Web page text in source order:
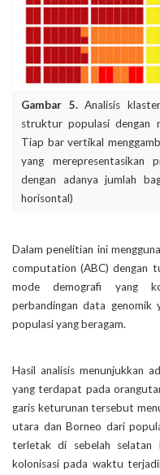
Gambar 5. Analisis
struktur populasi dengan
Tiap bar vertikal
yang merepresentasikan
dengan adanya jumlah
horisontal)
Dalam penelitian ini
computation (ABC) dengan
mode demografi yang
perbandingan data genomik
populasi yang beragam.
Hasil analisis menunjukkan
yang terdapat pada
garis keturunan tersebut
utara dan Borneo dari
terletak di sebelah selatan
kolonisasi pada waktu